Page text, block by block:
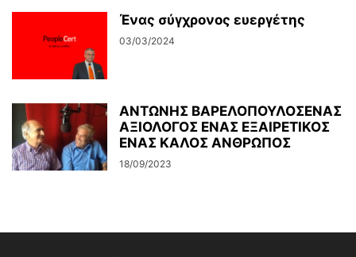
Ένας σύγχρονος ευεργέτης
03/03/2024
ΑΝΤΩΝΗΣ ΒΑΡΕΛΟΠΟΥΛΟΣΕΝΑΣ
ΑΞΙΟΛΟΓΟΣ ΕΝΑΣ ΕΞΑΙΡΕΤΙΚΟΣ
ΕΝΑΣ ΚΑΛΟΣ ΑΝΘΡΩΠΟΣ
18/09/2023